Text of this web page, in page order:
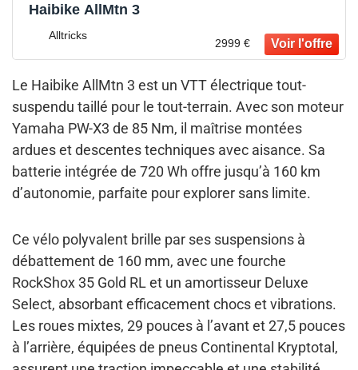
Haibike AllMtn 3
Alltricks
2999 €
Le Haibike AllMtn 3 est un VTT électrique tout-
suspendu taillé pour le tout-terrain. Avec son moteur
Yamaha PW-X3 de 85 Nm, il maîtrise montées
ardues et descentes techniques avec aisance. Sa
batterie intégrée de 720 Wh offre jusqu’à 160 km
d’autonomie, parfaite pour explorer sans limite.
Ce vélo polyvalent brille par ses suspensions à
débattement de 160 mm, avec une fourche
RockShox 35 Gold RL et un amortisseur Deluxe
Select, absorbant efficacement chocs et vibrations.
Les roues mixtes, 29 pouces à l’avant et 27,5 pouces
à l’arrière, équipées de pneus Continental Kryptotal,